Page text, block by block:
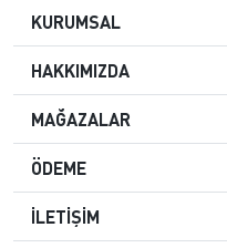
KURUMSAL
HAKKIMIZDA
MAĞAZALAR
ÖDEME
İLETİŞİM